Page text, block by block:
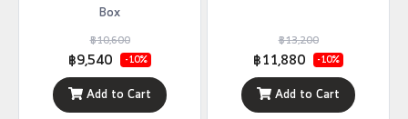
Box
฿10,600
฿9,540 -10%
Add to Cart
฿13,200
฿11,880 -10%
Add to Cart